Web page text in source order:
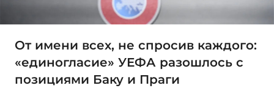
От имени всех, не спросив каждого:
«единогласие» УЕФА разошлось с
позициями Баку и Праги